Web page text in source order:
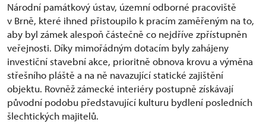
Národní památkový ústav, územní odborné pracoviště
v Brně, které ihned přistoupilo k pracím zaměřeným na to,
aby byl zámek alespoň částečně co nejdříve zpřístupněn
veřejnosti. Díky mimořádným dotacím byly zahájeny
investiční stavební akce, prioritně obnova krovu a výměna
střešního pláště a na ně navazující statické zajištění
objektu. Rovněž zámecké interiéry postupně získávají
původní podobu představující kulturu bydlení posledních
šlechtických majitelů.